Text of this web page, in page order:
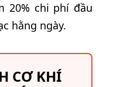
20% chi phí đầu
hằng ngày.
CƠ KHÍ